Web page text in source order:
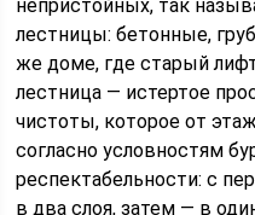
непристойных, так
лестницы: бетонные,
же доме, где старый
лестница — истертое
чистоты, которое от
согласно условностям
респектабельности: с
в два слоя, затем — в